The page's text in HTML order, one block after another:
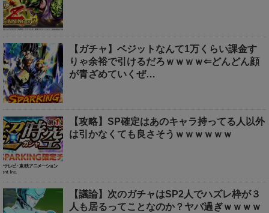
【ガチャ】ベジットなんて1万くらい課金す
りゃ余裕で引けるだろｗｗｗｗ⇐どんどん顔
が青ざめていくぜ…
【攻略】SP確定はあのキャラ持ってる人以外
は引かなくても良さそうｗｗｗｗｗｗ
【議論】次のガチャはSP2人でハズレ枠が３
人も居るってことなのか？ヤバ過ぎｗｗｗｗ